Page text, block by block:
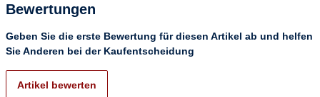
Bewertungen
Geben Sie die erste Bewertung für diesen Artikel ab und helfen
Sie Anderen bei der Kaufentscheidung
Artikel bewerten